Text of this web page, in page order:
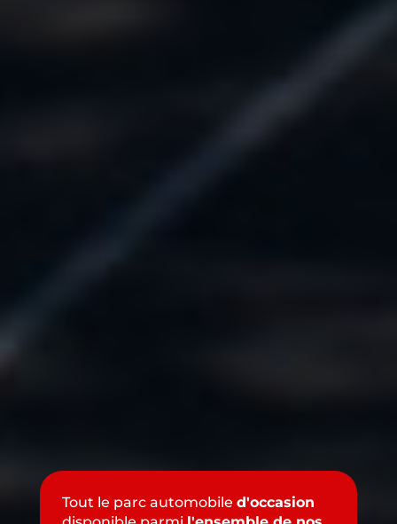
Tout le parc automobile d'occasion